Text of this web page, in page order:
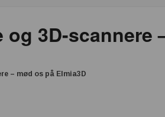
3D-scannere
– mød os på Elmia3D